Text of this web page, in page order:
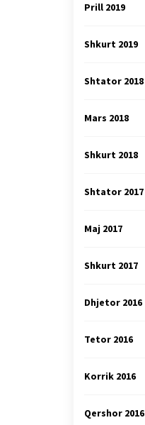
Prill 2019
Shkurt 2019
Shtator 2018
Mars 2018
Shkurt 2018
Shtator 2017
Maj 2017
Shkurt 2017
Dhjetor 2016
Tetor 2016
Korrik 2016
Qershor 2016